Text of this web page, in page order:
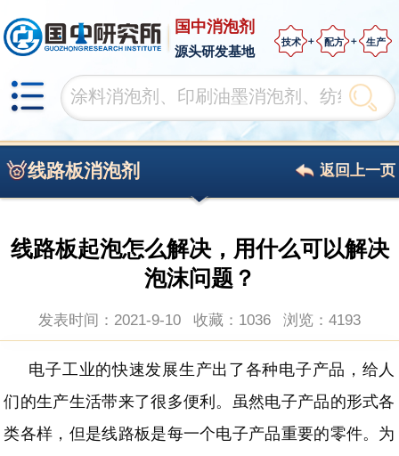
国中消泡剂
源头研发基地
技术 配方 生产
线路板消泡剂 返回上一页
线路板起泡怎么解决，用什么可以解决
泡沫问题？
发表时间：2021-9-10 收藏：1036 浏览： 4193
电子工业的快速发展生产出了各种电子产品，给人
们的生产生活带来了很多便利。虽然电子产品的形式各
类各样，但是线路板是每一个电子产品重要的零件。为